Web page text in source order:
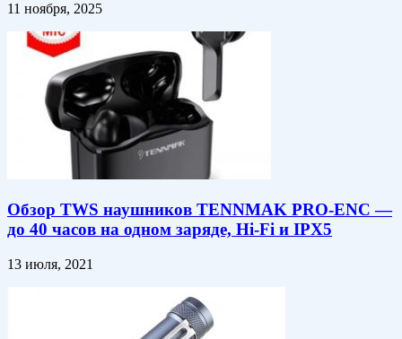
11 ноября, 2025
Обзор TWS наушников TENNMAK PRO-ENC —
до 40 часов на одном заряде, Hi-Fi и IPX5
13 июля, 2021